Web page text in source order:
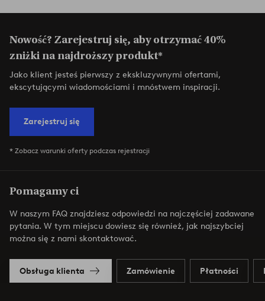
Nowość? Zarejestruj się, aby otrzymać 40%
zniżki na najdroższy produkt*
Jako klient jesteś pierwszy z ekskluzywnymi ofertami,
ekscytującymi wiadomościami i mnóstwem inspiracji.
Zarejestruj się
* Zobacz warunki oferty podczas rejestracji
Pomagamy ci
W naszym FAQ znajdziesz odpowiedzi na najczęściej zadawane
pytania. W tym miejscu dowiesz się również, jak najszybciej
można się z nami skontaktować.
Obsługa klienta Zamówienie Płatności